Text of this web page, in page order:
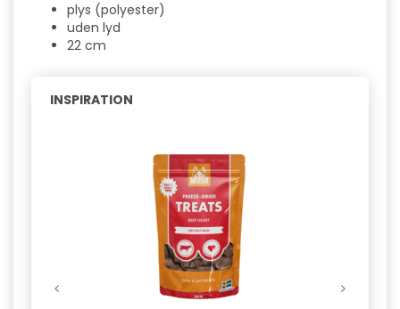
plys (polyester)
uden lyd
22 cm
INSPIRATION